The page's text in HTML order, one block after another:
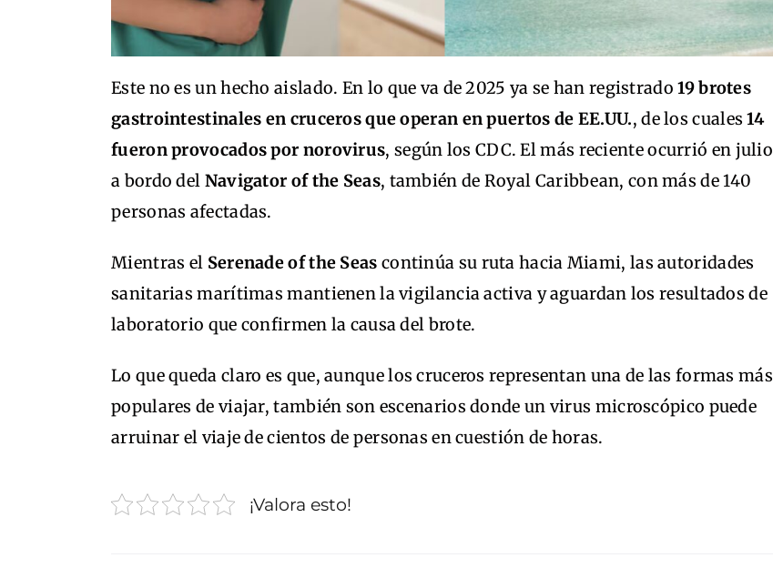
Este no es un hecho aislado. En lo que va de 2025 ya se han registrado19 brotes
gastrointestinales en cruceros que operan en puertos de EE.UU., de los cuales14
fueron provocados por norovirus, según los CDC. El más reciente ocurrió en julio
a bordo del Navigator of the Seas, también de Royal Caribbean, con más de 140
personas afectadas.
Mientras el Serenade of the Seas continúa su ruta hacia Miami, las autoridades
sanitarias marítimas mantienen la vigilancia activa y aguardan los resultados de
laboratorio que confirmen la causa del brote.
Lo que queda claro es que, aunque los cruceros representan una de las formas más
populares de viajar, también son escenarios donde un virus microscópico puede
arruinar el viaje de cientos de personas en cuestión de horas.
¡Valora esto!